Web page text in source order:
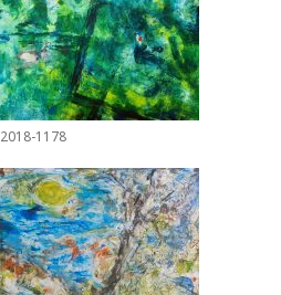
2018-1178